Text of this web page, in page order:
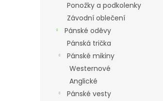
Ponožky a podkolenky
Závodní oblečení
Pánské oděvy
Pánská trička
Pánské mikiny
Westernové
Anglické
Pánské vesty